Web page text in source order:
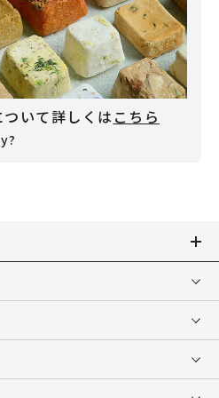
いて詳しくは こちら